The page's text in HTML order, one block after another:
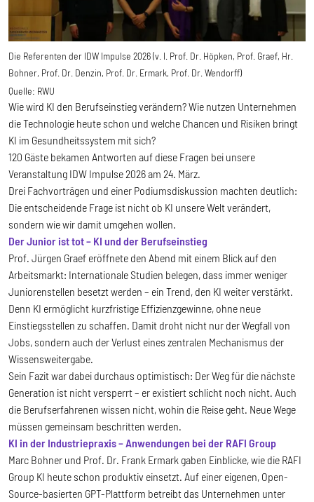
Die Referenten der IDW Impulse 2026 (v. l. Prof. Dr. Höpken, Prof. Graef, Hr.
Bohner, Prof. Dr. Denzin, Prof. Dr. Ermark, Prof. Dr. Wendorff)
Quelle: RWU
Wie wird KI den Berufseinstieg verändern? Wie nutzen Unternehmen
die Technologie heute schon und welche Chancen und Risiken bringt
KI im Gesundheitssystem mit sich?
120 Gäste bekamen Antworten auf diese Fragen bei unsere
Veranstaltung IDW Impulse 2026 am 24. März.
Drei Fachvorträgen und einer Podiumsdiskussion machten deutlich:
Die entscheidende Frage ist nicht ob KI unsere Welt verändert,
sondern wie wir damit umgehen wollen.
Der Junior ist tot – KI und der Berufseinstieg
Prof. Jürgen Graef eröffnete den Abend mit einem Blick auf den
Arbeitsmarkt: Internationale Studien belegen, dass immer weniger
Juniorenstellen besetzt werden – ein Trend, den KI weiter verstärkt.
Denn KI ermöglicht kurzfristige Effizienzgewinne, ohne neue
Einstiegsstellen zu schaffen. Damit droht nicht nur der Wegfall von
Jobs, sondern auch der Verlust eines zentralen Mechanismus der
Wissensweitergabe.
Sein Fazit war dabei durchaus optimistisch: Der Weg für die nächste
Generation ist nicht versperrt – er existiert schlicht noch nicht. Auch
die Berufserfahrenen wissen nicht, wohin die Reise geht. Neue Wege
müssen gemeinsam beschritten werden.
KI in der Industriepraxis – Anwendungen bei der RAFI Group
Marc Bohner und Prof. Dr. Frank Ermark gaben Einblicke, wie die RAFI
Group KI heute schon produktiv einsetzt. Auf einer eigenen, Open-
Source-basierten GPT-Plattform betreibt das Unternehmen unter